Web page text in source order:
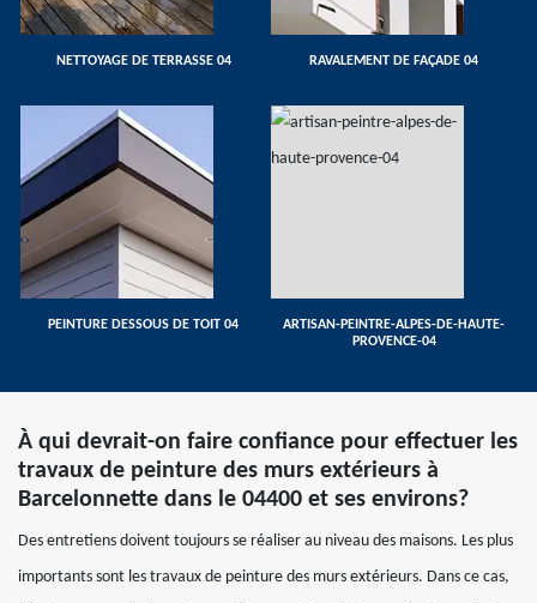
NETTOYAGE DE TERRASSE 04 RAVALEMENT DE FAÇADE 04
PEINTURE DESSOUS DE TOIT 04
ARTISAN-PEINTRE-ALPES-DE-HAUTE-
PROVENCE-04
À qui devrait-on faire confiance pour effectuer les
travaux de peinture des murs extérieurs à
Barcelonnette dans le 04400 et ses environs?
Des entretiens doivent toujours se réaliser au niveau des maisons. Les plus
importants sont les travaux de peinture des murs extérieurs. Dans ce cas,